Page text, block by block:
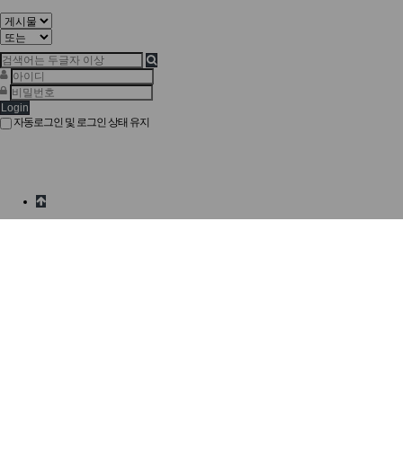
Login
자동로그인 및 로그인 상태 유지